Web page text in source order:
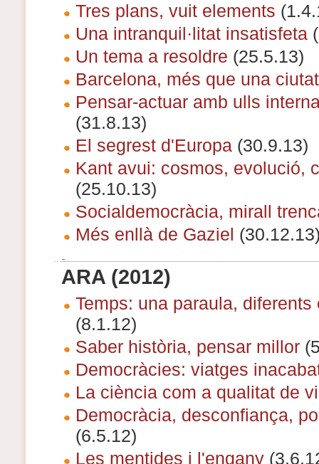
Tres plans, vuit elements
Una intranquil·litat insatisfeta
Un tema a resoldre (25.5.13)
Barcelona, més que una ciutat
Pensar-actuar amb ulls
(31.8.13)
El segrest d'Europa(30.9.13)
Kant avui: cosmos, evolució,
(25.10.13)
Socialdemocràcia, mirall
Més enllà de Gaziel
ARA (2012)
Temps: una paraula, diferents
(8.1.12)
Saber història, pensar millor
Democràcies: viatges
La ciència com a qualitat de
Democràcia, desconfiança,
(6.5.12)
Les mentides i l'engany